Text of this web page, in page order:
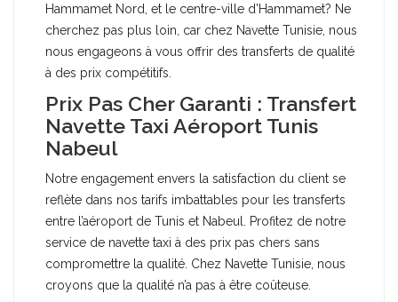
Hammamet Nord, et le centre-ville d’Hammamet? Ne
cherchez pas plus loin, car chez Navette Tunisie, nous
nous engageons à vous offrir des transferts de qualité
à des prix compétitifs.
Prix Pas Cher Garanti : Transfert
Navette Taxi Aéroport Tunis
Nabeul
Notre engagement envers la satisfaction du client se
reflète dans nos tarifs imbattables pour les transferts
entre l’aéroport de Tunis et Nabeul. Profitez de notre
service de navette taxi à des prix pas chers sans
compromettre la qualité. Chez Navette Tunisie, nous
croyons que la qualité n’a pas à être coûteuse.